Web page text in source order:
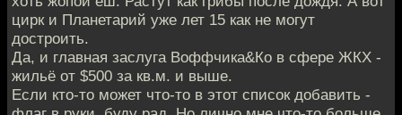
цирк и Планетарий уже лет 15 как не могут
достроить.
Да, и главная заслуга Воффчика&Ко в сфере ЖКХ -
жильё от $500 за кв.м. и выше.
Если кто-то может что-то в этот список добавить -